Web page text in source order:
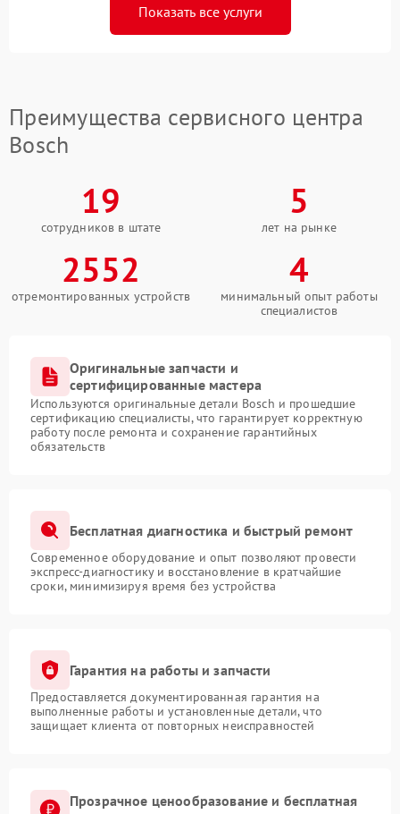
Показать все услуги
Преимущества сервисного центра
Bosch
19
сотрудников в штате
5
лет на рынке
2552
отремонтированных устройств
4
минимальный опыт работы
специалистов
Оригинальные запчасти и
сертифицированные мастера
Используются оригинальные детали Bosch и прошедшие
сертификацию специалисты, что гарантирует корректную
работу после ремонта и сохранение гарантийных
обязательств
Бесплатная диагностика и быстрый ремонт
Современное оборудование и опыт позволяют провести
экспресс-диагностику и восстановление в кратчайшие
сроки, минимизируя время без устройства
Гарантия на работы и запчасти
Предоставляется документированная гарантия на
выполненные работы и установленные детали, что
защищает клиента от повторных неисправностей
Прозрачное ценообразование и бесплатная